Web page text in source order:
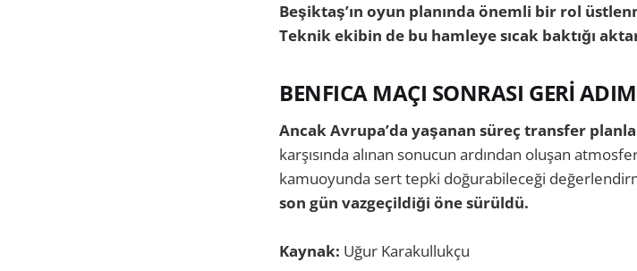
Beşiktaş’ın oyun planında önemli bir rol
Teknik ekibin de bu hamleye sıcak baktığı
BENFICA MAÇI SONRASI GERİ ADIM
Ancak Avrupa’da yaşanan süreç transfer
karşısında alınan sonucun ardından oluşan
kamuoyunda sert tepki doğurabileceği
son gün vazgeçildiği öne sürüldü.
Kaynak: Uğur Karakullukçu